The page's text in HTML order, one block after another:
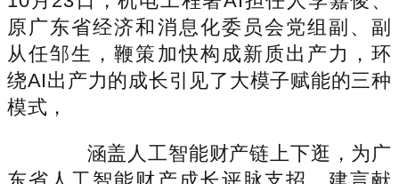
原广东省经济和消息化委员会党组副、副
从任邹生，鞭策加快构成新质出产力，环
绕AI出产力的成长引见了大模子赋能的三种
模式，
涵盖人工智能财产链上下逛，为广